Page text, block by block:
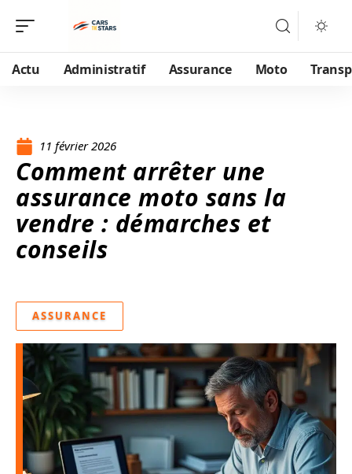
Actu Administratif Assurance Moto
11 février 2026
Comment arrêter une
assurance moto sans la
vendre : démarches et
conseils
ASSURANCE